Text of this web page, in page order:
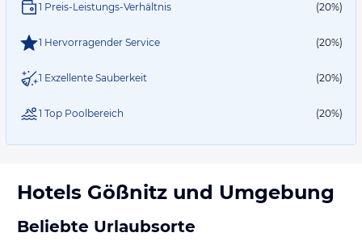
1 Preis-Leistungs-Verhältnis (20%)
1 Hervorragender Service (20%)
1 Exzellente Sauberkeit (20%)
1 Top Poolbereich (20%)
Hotels Gößnitz und Umgebung
Beliebte Urlaubsorte